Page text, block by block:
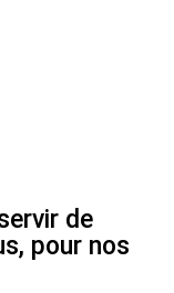
de
pour nos